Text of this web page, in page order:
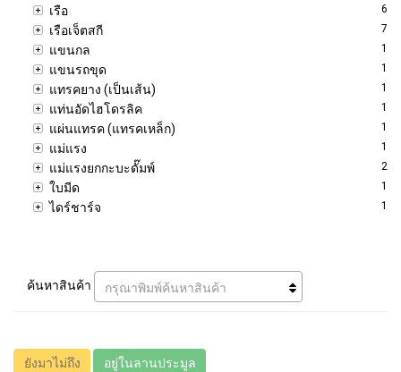
เรือ 6
เรือเจ็ตสกี 7
แขนกล 1
แขนรถขุด 1
แทรคยาง (เป็นเส้น) 1
แท่นอัดไฮโดรลิค 1
แผ่นแทรค (แทรคเหล็ก) 1
แม่แรง 1
แม่แรงยกกะบะดั๊มพ์ 2
ใบมีด 1
ไดร์ชาร์จ 1
ค้นหาสินค้า กรุณาพิมพ์ค้นหาสินค้า
ยังมาไม่ถึง อยู่ในลานประมูล